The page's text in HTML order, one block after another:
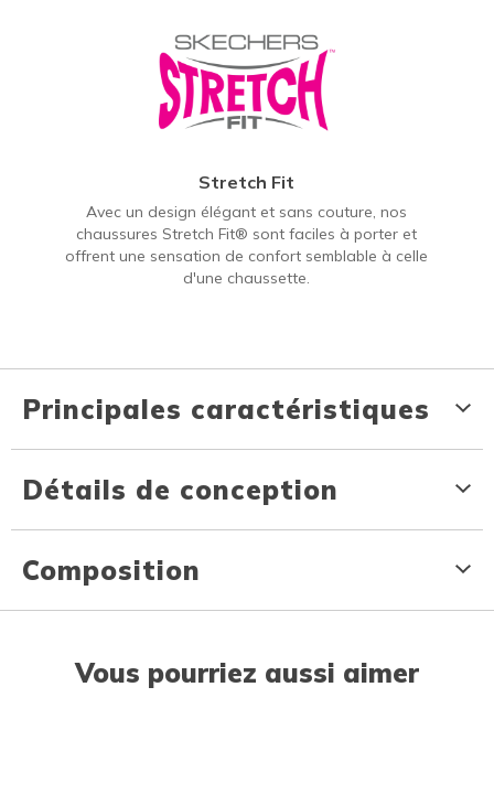
Stretch Fit
Avec un design élégant et sans couture, nos
chaussures Stretch Fit® sont faciles à porter et
offrent une sensation de confort semblable à celle
d'une chaussette.
Principales caractéristiques
Détails de conception
Composition
Vous pourriez aussi aimer